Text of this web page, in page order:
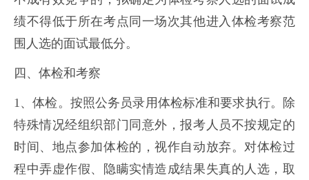
绩不得低于所在考点同一场次其他进入体检考察范
围人选的面试最低分。
四、体检和考察
1、体检。按照公务员录用体检标准和要求执行。除
特殊情况经组织部门同意外，报考人员不按规定的
时间、地点参加体检的，视作自动放弃。对体检过
程中弄虚作假、隐瞒实情造成结果失真的人选，取